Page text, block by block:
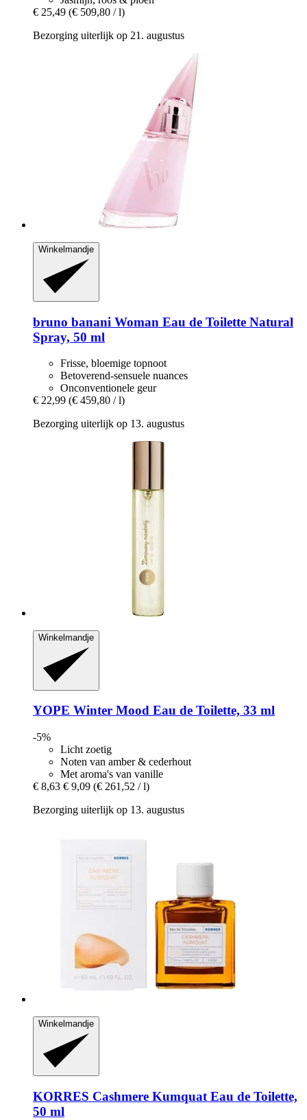
€ 25,49 (€ 509,80 / l)
Bezorging uiterlijk op 21. augustus
Winkelmandje
bruno banani Woman Eau de Toilette Natural
Spray, 50 ml
Frisse, bloemige topnoot
Betoverend-sensuele nuances
Onconventionele geur
€ 22,99 (€ 459,80 / l)
Bezorging uiterlijk op 13. augustus
Winkelmandje
YOPE Winter Mood Eau de Toilette, 33 ml
-5%
Licht zoetig
Noten van amber & cederhout
Met aroma's van vanille
€ 8,63 € 9,09 (€ 261,52 / l)
Bezorging uiterlijk op 13. augustus
Winkelmandje
KORRES Cashmere Kumquat Eau de Toilette,
50 ml